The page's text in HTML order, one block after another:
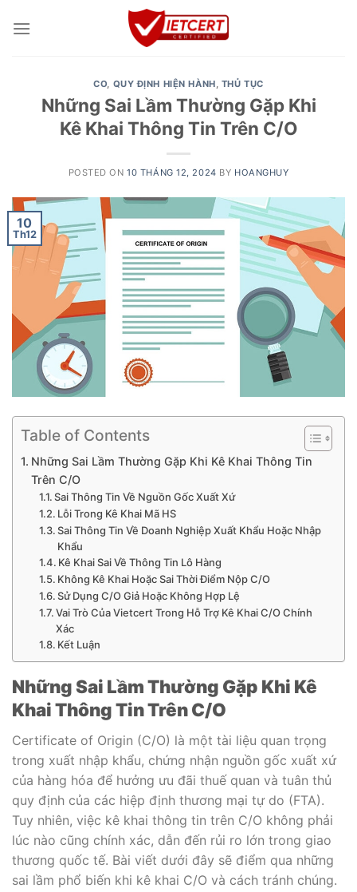
CO, QUY ĐỊNH HIỆN HÀNH, THỦ TỤC
Những Sai Lầm Thường Gặp Khi
Kê Khai Thông Tin Trên C/O
POSTED ON10 THÁNG 12, 2024 BY HOANGHUY
10
Th12
Table of Contents
Những Sai Lầm Thường Gặp Khi Kê Khai Thông Tin
Trên C/O
Sai Thông Tin Về Nguồn Gốc Xuất Xứ
Lỗi Trong Kê Khai Mã HS
Sai Thông Tin Về Doanh Nghiệp Xuất Khẩu Hoặc Nhập
Khẩu
Kê Khai Sai Về Thông Tin Lô Hàng
Không Kê Khai Hoặc Sai Thời Điểm Nộp C/O
Sử Dụng C/O Giả Hoặc Không Hợp Lệ
Vai Trò Của Vietcert Trong Hỗ Trợ Kê Khai C/O Chính
Xác
Kết Luận
Những Sai Lầm Thường Gặp Khi Kê
Khai Thông Tin Trên C/O
Certificate of Origin (C/O) là một tài liệu quan trọng
trong xuất nhập khẩu, chứng nhận nguồn gốc xuất xứ
của hàng hóa để hưởng ưu đãi thuế quan và tuân thủ
quy định của các hiệp định thương mại tự do (FTA).
Tuy nhiên, việc kê khai thông tin trên C/O không phải
lúc nào cũng chính xác, dẫn đến rủi ro lớn trong giao
thương quốc tế. Bài viết dưới đây sẽ điểm qua những
sai lầm phổ biến khi kê khai C/O và cách tránh chúng.